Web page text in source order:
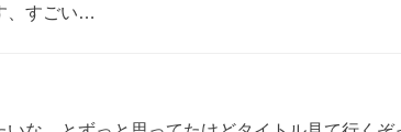
、すごい…